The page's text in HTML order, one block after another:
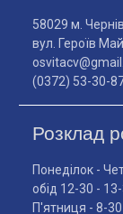
58029 м.
вул. Героїв
(0372) 53-30-
Розклад
Понеділок -
обід 12-30 -
П'ятниця - 8-